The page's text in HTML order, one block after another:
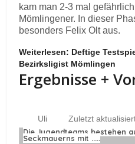
kam man 2-3 mal
Mömlingener. In dieser
besonders Felix Olt aus.
Weiterlesen: Deftige
Bezirksligist Mömlingen
Ergebnisse +
Uli
Zuletzt
Die Jugendteams bestehen
Seckmauerns mit .....